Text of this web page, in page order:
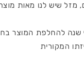
מזל שיש לנו מאות
שנה להחלפת המוצר
המקורית